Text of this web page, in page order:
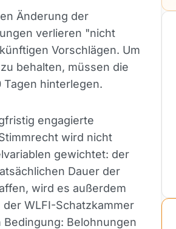
Änderung der
verlieren "nicht
Vorschlägen. Um
behalten, müssen die
hinterlegen.
engagierte
wird nicht
gewichtet: der
Dauer der
wird es außerdem
WLFI-Schatzkammer
Belohnungen